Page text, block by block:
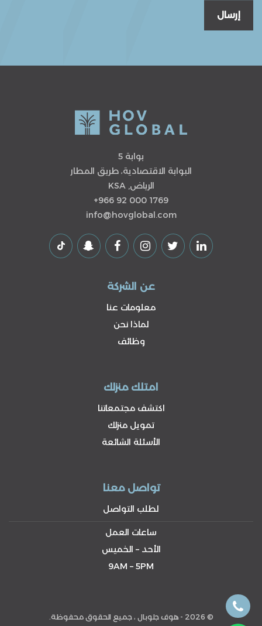
إرسال
بوابة 5
البوابة الاقتصادية، طريق المطار
الرياض, KSA
+966 92 000 1769
info@hovglobal.com
عن الشركة
معلومات عنا
لماذا نحن
وظائف
امتلك منزلك
اكتشف مجتمعاتنا
تمويل منزلك
الأسئلة الشائعة
تواصل معنا
لطلب التواصل
ساعات العمل
الأحد – الخميس
9AM – 5PM
© 2026 - هوف جلوبال ، جميع الحقوق محفوظة.